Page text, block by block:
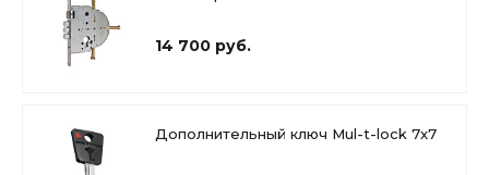
14 700 руб.
Дополнительный ключ Mul-t-lock 7x7